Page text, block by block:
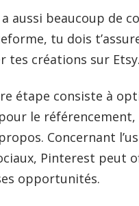
a aussi beaucoup de
tu dois
tes créations sur Etsy.
étape consiste à
le référencement,
Concernant
Pinterest peut
opportunités.